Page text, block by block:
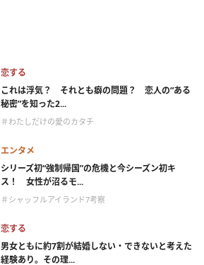
恋する
これは浮気？ それとも癖の問題？ 恋人の“ある
秘密”を知った2...
＃わたしだけの愛のカタチ
エンタメ
シリーズ初“強制帰国”の危機と今シーズン初キ
ス！ 女性が沼るモ...
＃シャッフルアイランド7考察
恋する
男女ともに約7割が結婚しない・できないと考えた
経験あり。その理...